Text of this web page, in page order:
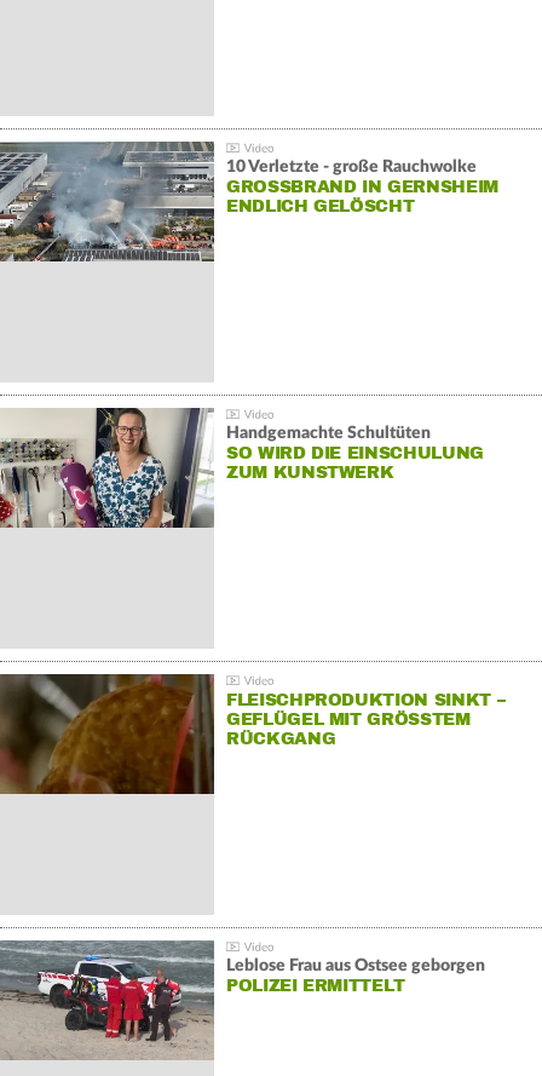
10 Verletzte - große Rauchwolke
GROSSBRAND IN GERNSHEIM E
NDLICH GELÖSCHT
Handgemachte Schultüten
SO WIRD DIE EINSCHULUNG
ZUM KUNSTWERK
FLEISCHPRODUKTION SINKT –
GEFLÜGEL MIT GRÖSSTEM R
ÜCKGANG
Leblose Frau aus Ostsee geborgen
POLIZEI ERMITTELT